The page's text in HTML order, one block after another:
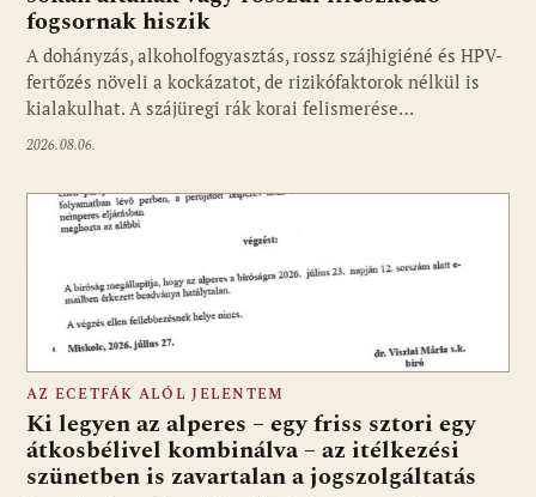
fogsornak hiszik
A dohányzás, alkoholfogyasztás, rossz szájhigiéné és HPV-
fertőzés növeli a kockázatot, de rizikófaktorok nélkül is
kialakulhat. A szájüregi rák korai felismerése…
2026.08.06.
AZ ECETFÁK ALÓL JELENTEM
Ki legyen az alperes – egy friss sztori egy
átkosbélivel kombinálva – az itélkezési
szünetben is zavartalan a jogszolgáltatás